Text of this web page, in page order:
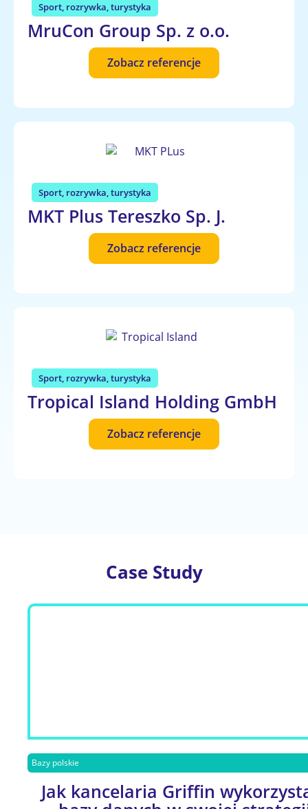
Sport, rozrywka, turystyka
MruCon Group Sp. z o.o.
Zobacz referencje
Sport, rozrywka, turystyka
MKT Plus Tereszko Sp. J.
Zobacz referencje
Sport, rozrywka, turystyka
Tropical Island Holding GmbH
Zobacz referencje
Case Study
Bazy polskie
Jak kancelaria Griffin